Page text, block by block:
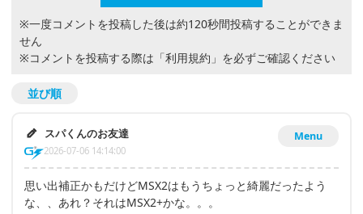
※一度コメントを投稿した後は約120秒間投稿することができま
せん
※コメントを投稿する際は 「利用規約」 を必ずご確認ください
並び順
Menu
スパくんのお友達
2026-07-06 14:14:00
思い出補正かもだけどMSX2はもうちょっと綺麗だったよう
な、、あれ？それはMSX2+かな。。。